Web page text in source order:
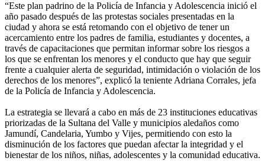
“Este plan padrino de la Policía de Infancia y Adolescencia inició el
año pasado después de las protestas sociales presentadas en la
ciudad y ahora se está retomando con el objetivo de tener un
acercamiento entre los padres de familia, estudiantes y docentes, a
través de capacitaciones que permitan informar sobre los riesgos a
los que se enfrentan los menores y el conducto que hay que seguir
frente a cualquier alerta de seguridad, intimidación o violación de los
derechos de los menores”, explicó la teniente Adriana Corrales, jefa
de la Policía de Infancia y Adolescencia.
La estrategia se llevará a cabo en más de 23 instituciones educativas
priorizadas de la Sultana del Valle y municipios aledaños como
Jamundí, Candelaria, Yumbo y Vijes, permitiendo con esto la
disminución de los factores que puedan afectar la integridad y el
bienestar de los niños, niñas, adolescentes y la comunidad educativa.